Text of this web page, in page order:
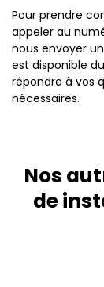
Pour prendre
appeler au
nous envoyer
est disponible
répondre à vos
nécessaires.
Nos
de